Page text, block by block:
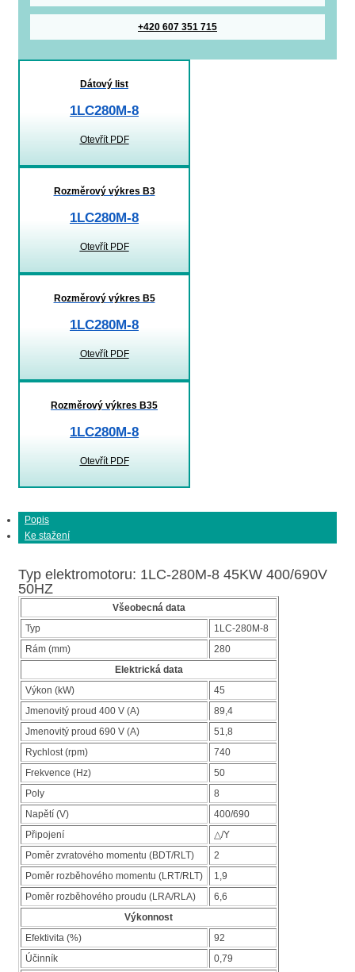
+420 607 351 715
Dátový list
1LC280M-8
Otevřít PDF
Rozměrový výkres B3
1LC280M-8
Otevřít PDF
Rozměrový výkres B5
1LC280M-8
Otevřít PDF
Rozměrový výkres B35
1LC280M-8
Otevřít PDF
Popis
Ke stažení
Typ elektromotoru: 1LC-280M-8 45KW 400/690V
50HZ
Všeobecná data
Typ
1LC-280M-8
Rám (mm)
280
Elektrická data
Výkon (kW)
45
Jmenovitý proud 400 V (A)
89,4
Jmenovitý proud 690 V (A)
51,8
Rychlost (rpm)
740
Frekvence (Hz)
50
Poly
8
Napětí (V)
400/690
Připojení
△/Y
Poměr zvratového momentu (BDT/RLT)
2
Poměr rozběhového momentu (LRT/RLT)
1,9
Poměr rozběhového proudu (LRA/RLA)
6,6
Výkonnost
Efektivita (%)
92
Účinník
0,79